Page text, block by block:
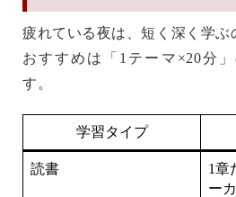
疲れている夜は、短く深く 学ぶ
おすすめは「1テーマ×20分
す。
学習タイプ
読書
1章
ー